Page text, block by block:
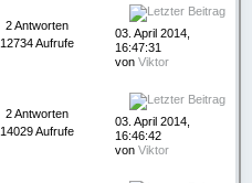
2 Antworten
12734 Aufrufe
03. April 2014,
16:47:31
von Viktor
2 Antworten
14029 Aufrufe
03. April 2014,
16:46:42
von Viktor